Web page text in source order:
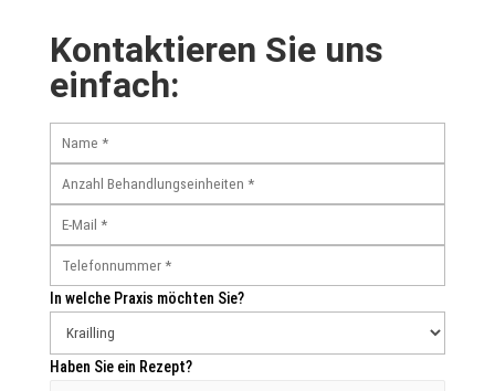
Kontaktieren Sie uns
einfach:
In welche Praxis möchten Sie?
Haben Sie ein Rezept?